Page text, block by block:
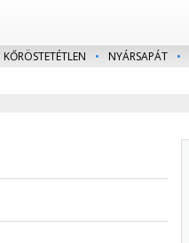
KŐRÖSTETÉTLEN • NYÁRSAPÁT •